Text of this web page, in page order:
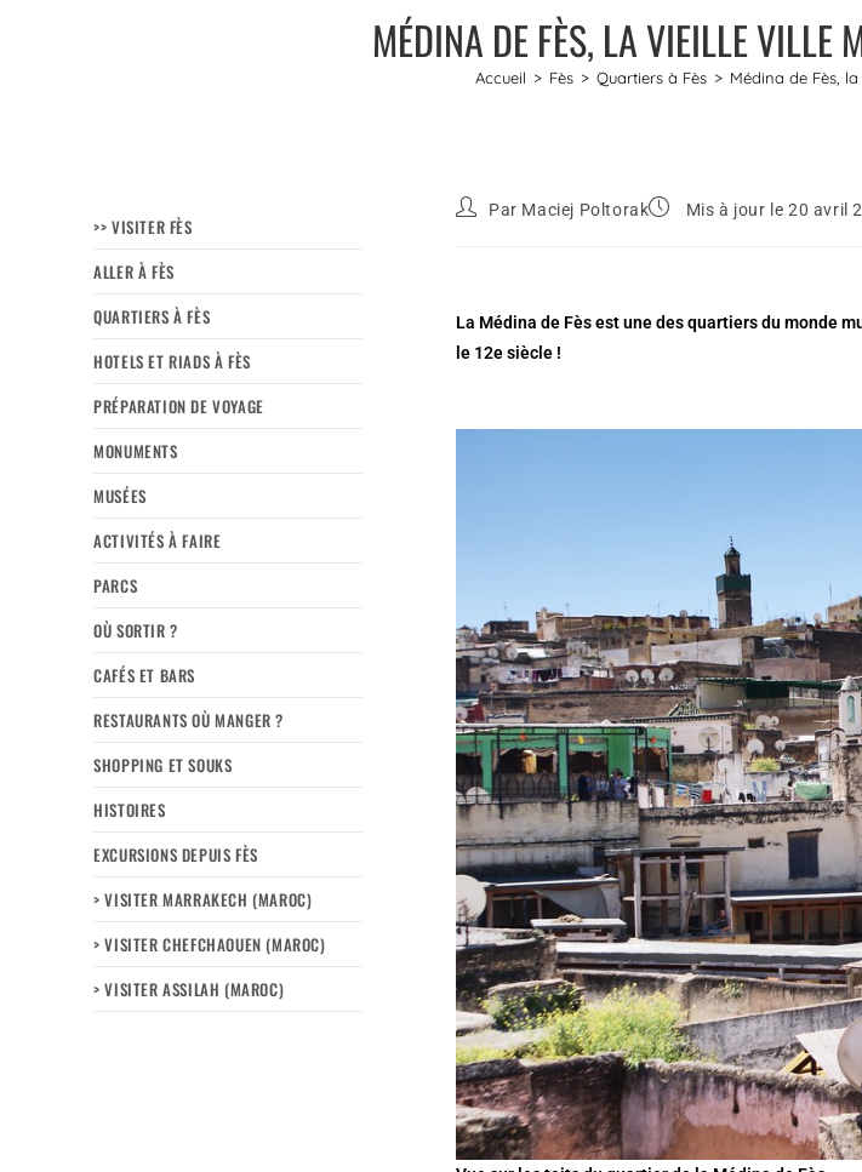
MÉDINA DE FÈS, LA VIEILLE VILLE
Accueil > Fès > Quartiers à Fès > Médina de Fès,
>> VISITER FÈS
ALLER À FÈS
QUARTIERS À FÈS
HOTELS ET RIADS À FÈS
PRÉPARATION DE VOYAGE
MONUMENTS
MUSÉES
ACTIVITÉS À FAIRE
PARCS
OÙ SORTIR ?
CAFÉS ET BARS
RESTAURANTS OÙ MANGER ?
SHOPPING ET SOUKS
HISTOIRES
EXCURSIONS DEPUIS FÈS
> VISITER MARRAKECH (MAROC)
> VISITER CHEFCHAOUEN (MAROC)
> VISITER ASSILAH (MAROC)
Par Maciej Poltorak Mis à jour le 20 avril
La Médina de Fès est une des quartiers du monde
le 12e siècle !